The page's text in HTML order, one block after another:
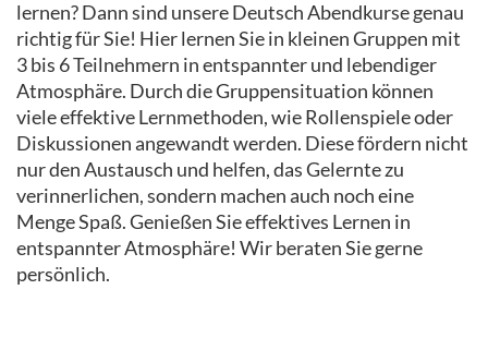
lernen? Dann sind unsere Deutsch Abendkurse genau
richtig für Sie! Hier lernen Sie in kleinen Gruppen mit
3 bis 6 Teilnehmern in entspannter und lebendiger
Atmosphäre. Durch die Gruppensituation können
viele effektive Lernmethoden, wie Rollenspiele oder
Diskussionen angewandt werden. Diese fördern nicht
nur den Austausch und helfen, das Gelernte zu
verinnerlichen, sondern machen auch noch eine
Menge Spaß. Genießen Sie effektives Lernen in
entspannter Atmosphäre! Wir beraten Sie gerne
persönlich.